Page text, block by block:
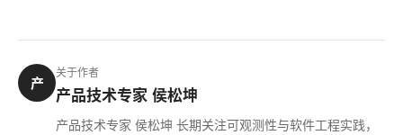
产
关于作者
产品技术专家 侯松坤
产品技术专家 侯松坤 长期关注可观测性与软件工程实践，